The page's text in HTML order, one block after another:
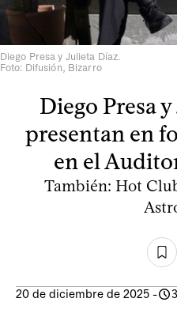
Diego Presa y Julieta Díaz.
Foto: Difusión, Bizarro
Diego Presa
presentan en
en el
También: Hot
20 de diciembre de 2025 -